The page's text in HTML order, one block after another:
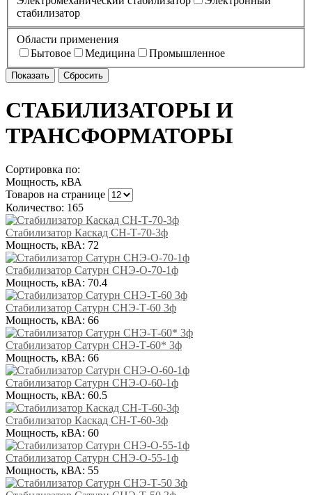
стабилизатор
Области применения
Бытовое
Медицина Промышленное
СТАБИЛИЗАТОРЫ И
ТРАНСФОРМАТОРЫ
Сортировка по:
Мощность, кВА
Товаров на странице
Количество: 165
Стабилизатор Каскад СН-Т-70-3ф
Мощность, кВА: 72
Стабилизатор Сатурн СНЭ-О-70-1ф
Мощность, кВА: 70.4
Стабилизатор Сатурн СНЭ-Т-60 3ф
Мощность, кВА: 66
Стабилизатор Сатурн СНЭ-Т-60* 3ф
Мощность, кВА: 66
Стабилизатор Сатурн СНЭ-О-60-1ф
Мощность, кВА: 60.5
Стабилизатор Каскад СН-Т-60-3ф
Мощность, кВА: 60
Стабилизатор Сатурн СНЭ-О-55-1ф
Мощность, кВА: 55